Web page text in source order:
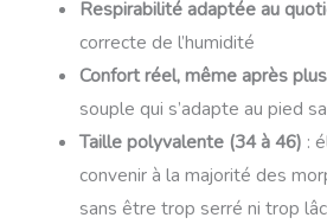
Respirabilité adaptée au
correcte de l’humidité
Confort réel, même après
souple qui s’adapte au pied
Taille polyvalente (34 à 46) :
convenir à la majorité des
sans être trop serré ni trop